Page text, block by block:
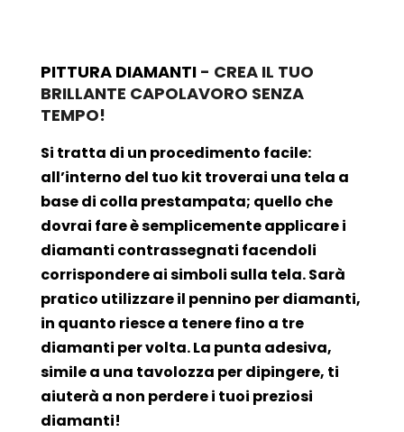
PITTURA DIAMANTI - CREA IL TUO
BRILLANTE CAPOLAVORO SENZA
TEMPO!
Si tratta di un procedimento facile:
all’interno del tuo kit troverai una tela a
base di colla prestampata; quello che
dovrai fare è semplicemente applicare i
diamanti contrassegnati facendoli
corrispondere ai simboli sulla tela. Sarà
pratico utilizzare il pennino per diamanti,
in quanto riesce a tenere fino a tre
diamanti per volta. La punta adesiva,
simile a una tavolozza per dipingere, ti
aiuterà a non perdere i tuoi preziosi
diamanti!